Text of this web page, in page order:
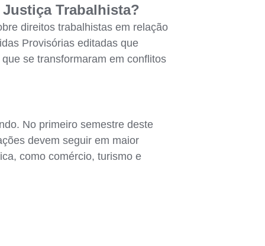
Trabalhista?
direitos trabalhistas em relação
Provisórias editadas que
se transformaram em conflitos
No primeiro semestre deste
devem seguir em maior
como comércio, turismo e